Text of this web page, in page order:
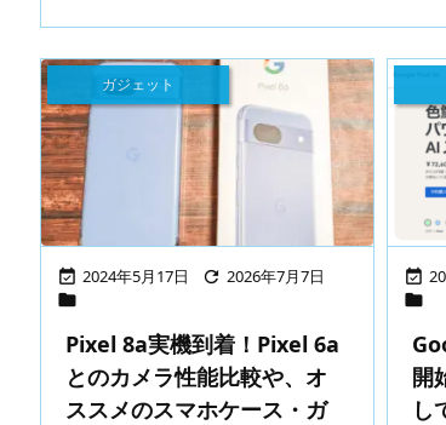
 2024年5月17日  2026年7月7日

ガジェット
Pixel 8a実機到着！Pixel 6a
とのカメラ性能比較や、オ
ススメのスマホケース・ガ


開
し